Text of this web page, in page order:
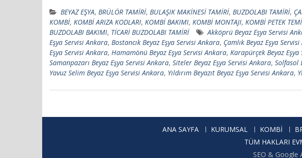
BEYAZ EŞYA, BRÜLÖR TAMİRİ, BULAŞIK MAKİNESİ TAMİRİ, BUZDOLABI TAMİRİ,
KOMBİ, KOMBİ ARIZA KODLARI, KOMBİ BAKIMI, KOMBİ MONTAJI, KOMBİ PETEK
BUZDOLABI BAKIMI, TİCARİ BUZDOLABI TAMİRİ Akköprü Beyaz Eşya Servisi
Eşya Servisi Ankara, Bostancık Beyaz Eşya Servisi Ankara, Çamlık Beyaz Eşya
Eşya Servisi Ankara, Hamamönü Beyaz Eşya Servisi Ankara, Karapürçek Beyaz
Samanpazarı Beyaz Eşya Servisi Ankara, Siteler Beyaz Eşya Servisi Ankara, Solfasol
Yavuz Selim Beyaz Eşya Servisi Ankara, Yıldırım Beyazıt Beyaz Eşya Servisi Ankara,
ANA SAYFA KURUMSAL KOMBİ
TÜM HAKLARI
SEO & Google